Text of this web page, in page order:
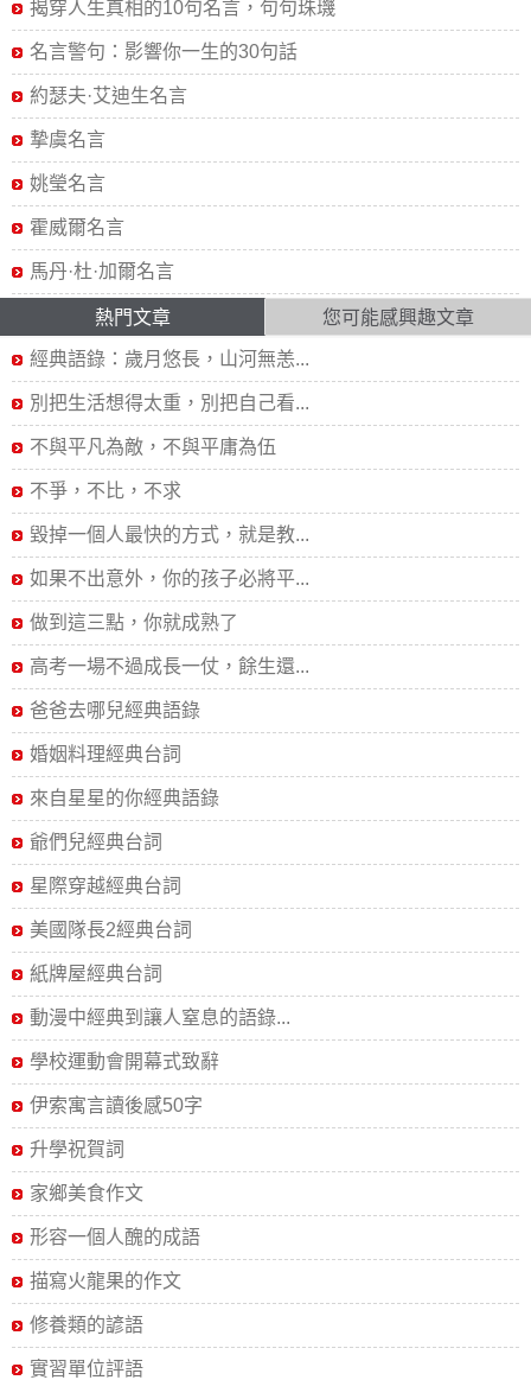
揭穿人生真相的10句名言，句句珠璣
名言警句：影響你一生的30句話
約瑟夫·艾迪生名言
摯虞名言
姚瑩名言
霍威爾名言
馬丹·杜·加爾名言
熱門文章 您可能感興趣文章
經典語錄：歲月悠長，山河無恙...
別把生活想得太重，別把自己看...
不與平凡為敵，不與平庸為伍
不爭，不比，不求
毀掉一個人最快的方式，就是教...
如果不出意外，你的孩子必將平...
做到這三點，你就成熟了
高考一場不過成長一仗，餘生還...
爸爸去哪兒經典語錄
婚姻料理經典台詞
來自星星的你經典語錄
爺們兒經典台詞
星際穿越經典台詞
美國隊長2經典台詞
紙牌屋經典台詞
動漫中經典到讓人窒息的語錄...
學校運動會開幕式致辭
伊索寓言讀後感50字
升學祝賀詞
家鄉美食作文
形容一個人醜的成語
描寫火龍果的作文
修養類的諺語
實習單位評語